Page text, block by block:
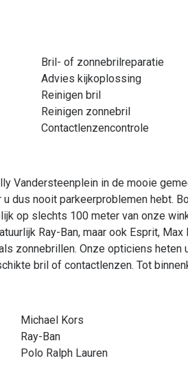
Bril- of zonnebrilreparatie
Advies kijkoplossing
Reinigen bril
Reinigen zonnebril
Contactlenzencontrole
Vandersteenplein in de mooie
dus nooit parkeerproblemen hebt.
op slechts 100 meter van onze
Ray-Ban, maar ook Esprit, Max
zonnebrillen. Onze opticiens heten
bril of contactlenzen. Tot
Michael Kors
Ray-Ban
Polo Ralph Lauren